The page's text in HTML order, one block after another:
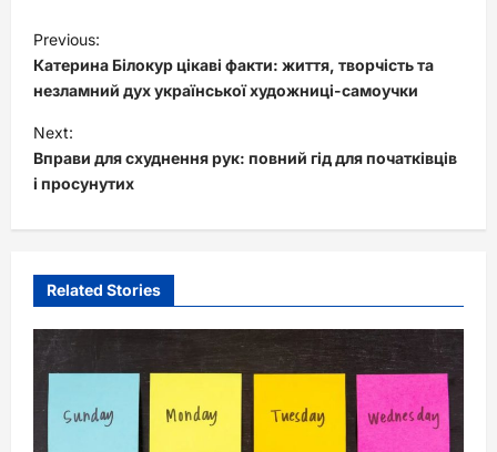
o
s
t
n
a
v
g
a
Previous:
Катерина Білокур цікаві факти: життя, творчість та
незламний дух української художниці-самоучки
Next:
Вправи для схуднення рук: повний гід для початківців
і просунутих
Related Stories